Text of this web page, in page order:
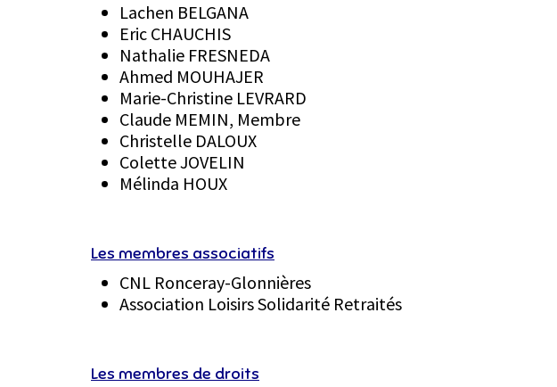
Lachen BELGANA
Eric CHAUCHIS
Nathalie FRESNEDA
Ahmed MOUHAJER
Marie-Christine LEVRARD
Claude MEMIN, Membre
Christelle DALOUX
Colette JOVELIN
Mélinda HOUX
Les membres associatifs
CNL Ronceray-Glonnières
Association Loisirs Solidarité Retraités
Les membres de droits